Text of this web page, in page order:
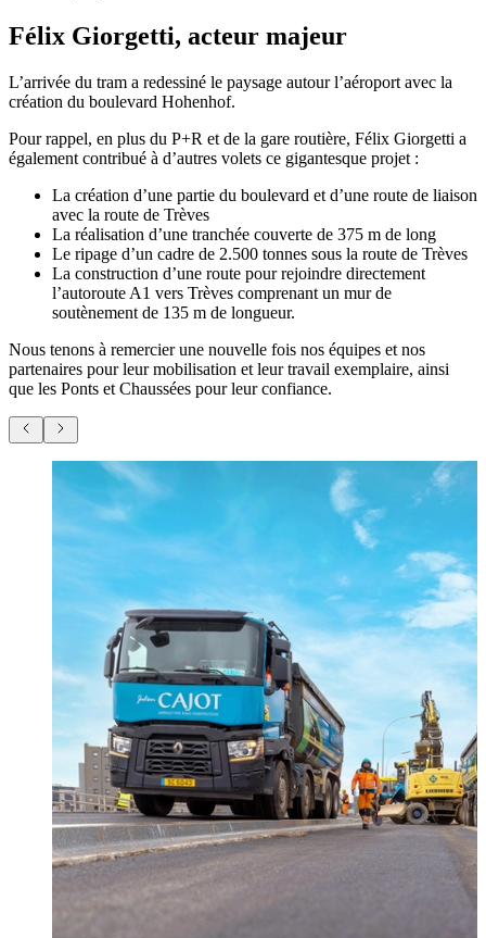
Félix Giorgetti, acteur majeur
L’arrivée du tram a redessiné le paysage autour l’aéroport avec la
création du boulevard Hohenhof.
Pour rappel, en plus du P+R et de la gare routière, Félix Giorgetti a
également contribué à d’autres volets ce gigantesque projet :
La création d’une partie du boulevard et d’une route de liaison
avec la route de Trèves
La réalisation d’une tranchée couverte de 375 m de long
Le ripage d’un cadre de 2.500 tonnes sous la route de Trèves
La construction d’une route pour rejoindre directement
l’autoroute A1 vers Trèves comprenant un mur de
soutènement de 135 m de longueur.
Nous tenons à remercier une nouvelle fois nos équipes et nos
partenaires pour leur mobilisation et leur travail exemplaire, ainsi
que les Ponts et Chaussées pour leur confiance.